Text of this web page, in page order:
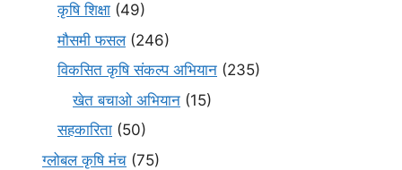
कृषि शिक्षा (49)
मौसमी फसल(246)
विकसित कृषि संकल्प अभियान (235)
खेत बचाओ अभियान (15)
सहकारिता (50)
ग्लोबल कृषि मंच (75)